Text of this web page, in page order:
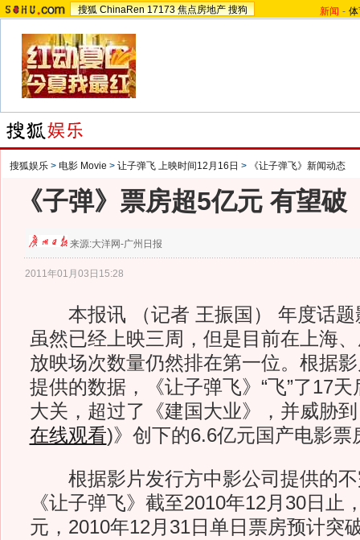
搜狐 ChinaRen 17173 焦点房地产 搜狗 新闻 -
搜狐娱乐 > 电影 Movie > 让子弹飞 上映时间12月16日 > 《让子弹飞》新闻动态
《子弹》票房超5亿元 有望
来源:大洋网-广州日报
2011年01月03日15:28
本报讯 （记者 王振国） 年度话题
虽然已经上映三周，但是目前在上海
放映场次数量仍然排在第一位。根据
提供的数据，《让子弹飞》“飞”了17
大关，超过了《建国大业》，并威胁
在线观看)》创下的6.6亿元国产电影票
根据影片发行方中影公司提供的不
《让子弹飞》截至2010年12月30日止
元，2010年12月31日单日票房预计突